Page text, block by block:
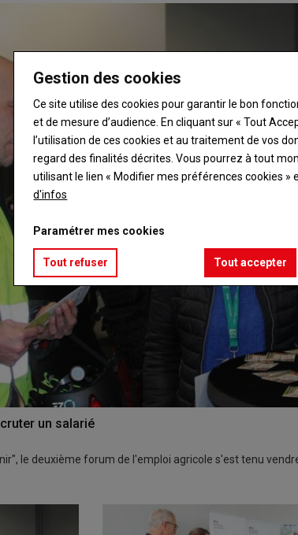
un salarié
le deuxième forum de l'emploi agricole s'est tenu
Gestion des cookies
Ce site utilise des cookies pour garantir le bon
et de mesure d’audience. En cliquant sur « Tout
l’utilisation de ces cookies et au traitement de vos
regard des finalités décrites. Vous pourrez à tout
utilisant le lien « Modifier mes préférences cookies »
d'infos
Paramétrer mes cookies
Tout refuser Tout accepter